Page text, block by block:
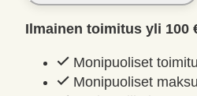
loma.
Diamond,
määrä
Ilmainen toimitus yli 100
Monipuoliset
Monipuoliset